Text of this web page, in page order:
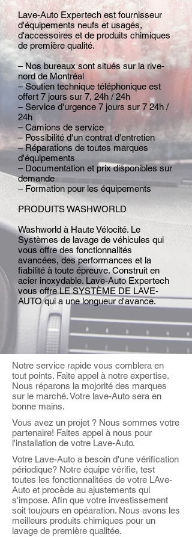
Lave-Auto Expertech est fournisseur
d'équipements neufs et usagés,
d'accessoires et de produits chimiques
de première qualité.
– Nos bureaux sont situés sur la rive-
nord de Montréal
– Soutien technique téléphonique est
offert 7 jours sur 7, 24h / 24h
– Service d'urgence 7 jours sur 7 24h /
24h
– Camions de service
– Possibilité d'un contrat d'entretien
– Réparations de toutes marques
d'équipements
– Documentation et prix disponibles sur
demande
– Formation pour les équipements
PRODUITS WASHWORLD
Washworld à Haute Vélocité. Le
Systèmes de lavage de véhicules qui
vous offre des fonctionnalités
avancées, des performances et la
fiabilité à toute épreuve. Construit en
acier inoxydable. Lave-Auto Expertech
vous offre LE SYSTÈME DE LAVE-
AUTO qui a une longueur d'avance.
Notre service rapide vous comblera en
tout points. Faite appel à notre expertise.
Nous réparons la mojorité des marques
sur le marché. Votre lave-Auto sera en
bonne mains.
Vous avez un projet ? Nous sommes votre
partenaire! Faites appel à nous pour
l'installation de votre Lave-Auto.
Votre Lave-Auto a besoin d'une vérification
périodique? Notre équipe vérifie, test
toutes les fonctionnalitées de votre LAve-
Auto et procède au ajustements qui
s'impose. Afin que votre investissement
soit toujours en opéaration. Nous avons les
meilleurs produits chimiques pour un
lavage de première qualitée.